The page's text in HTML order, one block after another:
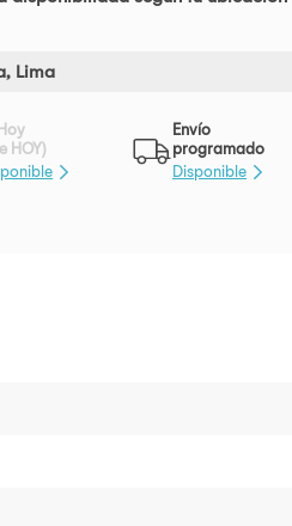
Lima
HOY)
Envío
programado
Disponible